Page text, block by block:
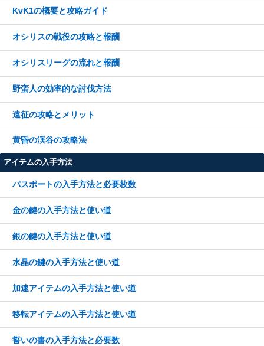
KvK1の概要と攻略ガイド
オシリスの戦役の攻略と報酬
オシリスリーグの流れと報酬
野蛮人の効率的な討伐方法
遠征の攻略とメリット
黄昏の渓谷の攻略法
アイテムの入手方法
パスポートの入手方法と必要枚数
金の鍵の入手方法と使い道
銀の鍵の入手方法と使い道
水晶の鍵の入手方法と使い道
加速アイテムの入手方法と使い道
移転アイテムの入手方法と使い道
誓いの書の入手方法と必要数